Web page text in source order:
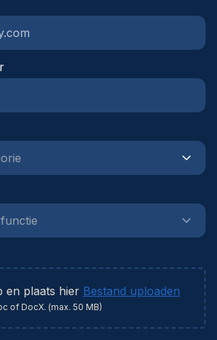
Un technicien HVAC
directement à la sécurité des
du personnel médical et à la
de l'établissement de
op te nemen in een
en plaats hier Bestand uploaden
of DocX. (max. 50 MB)